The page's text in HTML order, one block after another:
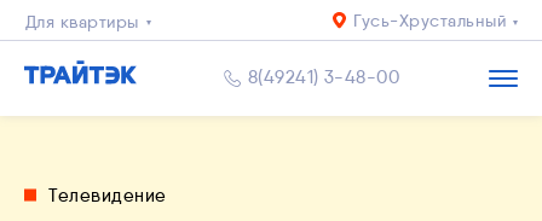
Для квартиры
Бизнесу
Гусь-Хрустальный
8(49241) 3-48-00
Телевидение